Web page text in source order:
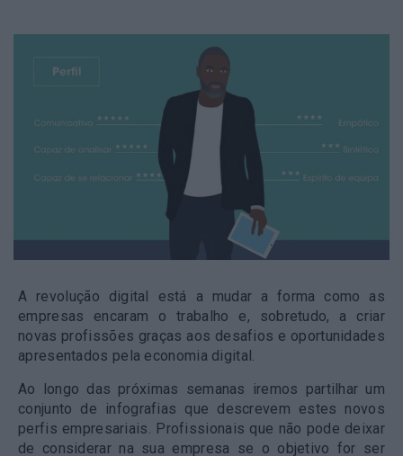
A revolução digital está a mudar a forma como as
empresas encaram o trabalho e, sobretudo, a criar
novas profissões graças aos desafios e oportunidades
apresentados pela economia digital.
Ao longo das próximas semanas iremos partilhar um
conjunto de infografias que descrevem estes novos
perfis empresariais. Profissionais que não pode deixar
de considerar na sua empresa se o objetivo for ser